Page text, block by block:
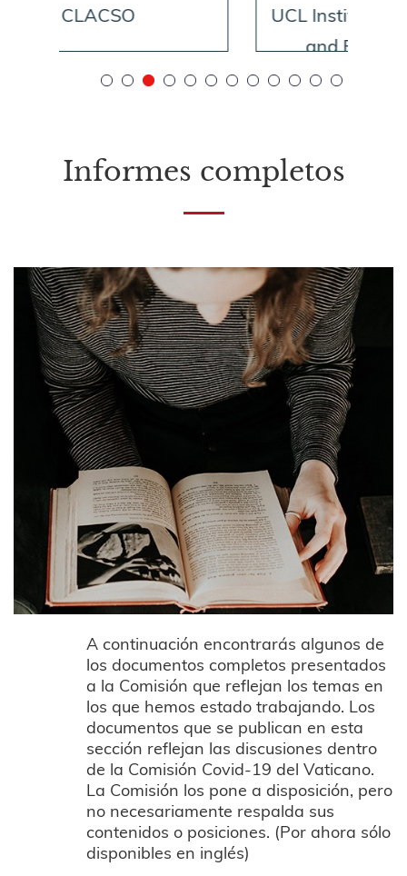
UCL Institute for Innovation
and Public Purpose
Informes completos
A continuación encontrarás algunos de
los documentos completos presentados
a la Comisión que reflejan los temas en
los que hemos estado trabajando. Los
documentos que se publican en esta
sección reflejan las discusiones dentro
de la Comisión Covid-19 del Vaticano.
La Comisión los pone a disposición, pero
no necesariamente respalda sus
contenidos o posiciones. (Por ahora sólo
disponibles en inglés)